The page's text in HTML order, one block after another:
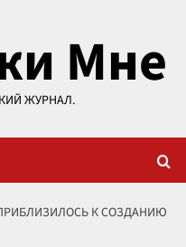
Мне
ЖУРНАЛ.
К СОЗДАНИЮ